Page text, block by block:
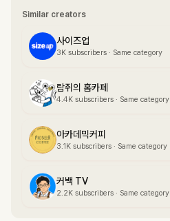
Similar creators
사이즈업
3K subscribers · Same category
람쥐의 홈카페
4.4K subscribers · Same category
아카데믹커피
3.1K subscribers · Same category
커백 TV
2.2K subscribers · Same category